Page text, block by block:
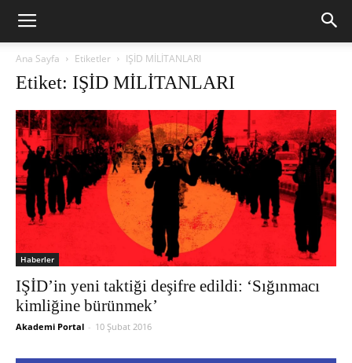
Ana Sayfa Etiketler IŞİD MİLİTANLARI
Etiket: IŞİD MİLİTANLARI
Haberler
IŞİD’in yeni taktiği deşifre edildi: ‘Sığınmacı
kimliğine bürünmek’
Akademi Portal - 10 Şubat 2016